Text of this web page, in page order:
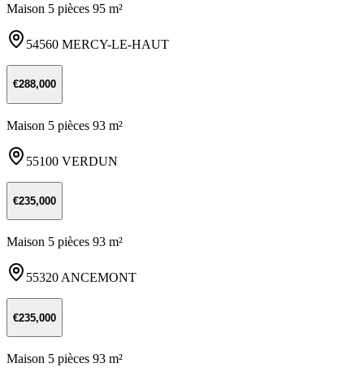
Maison 5 pièces 95 m²
54560 MERCY-LE-HAUT
€288,000
Maison 5 pièces 93 m²
55100 VERDUN
€235,000
Maison 5 pièces 93 m²
55320 ANCEMONT
€235,000
Maison 5 pièces 93 m²